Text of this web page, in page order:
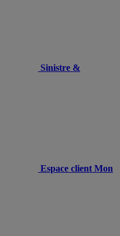
Sinistre &
Espace client Mon